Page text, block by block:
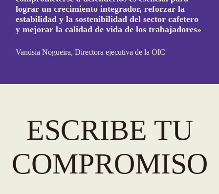
lograr un crecimiento integrador, reforzar la
estabilidad y la sostenibilidad del sector cafetero
y mejorar la calidad de vida de los trabajadores»
Vanúsia Nogueira, Directora ejecutiva de la OIC
ESCRIBE TU
COMPROMISO